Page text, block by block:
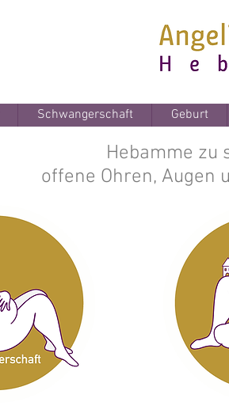
Schwangerschaft Geburt
Hebamme zu
offene Ohren, Augen